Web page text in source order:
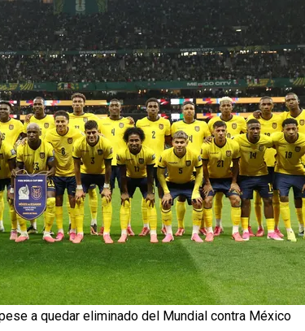
a quedar eliminado del Mundial contra México